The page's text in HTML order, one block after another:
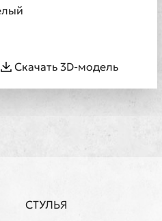
Скачать 3D-модель
СТУЛЬЯ